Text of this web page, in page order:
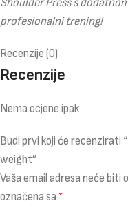
profesionalni trening!
Recenzije (0)
Recenzije
Nema ocjene ipak
Budi prvi koji će recenzirati
weight”
Vaša email adresa neće biti
označena sa *